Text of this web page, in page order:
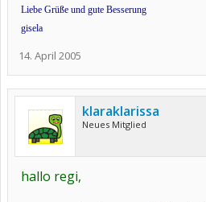
Liebe Grüße und gute Besserung
gisela
14. April 2005
klaraklarissa
Neues Mitglied
hallo regi,